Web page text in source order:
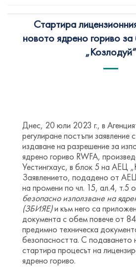
Стартира
новото ядрено гориво
„Козлодуй“
Днес, 20 юли 2023 г., в
регулиране постъпи заявление
издаване на разрешение за
ядрено гориво RWFA,
Уестингхаус, в блок 5 на АЕЦ
Заявлението, подадено от
на промени по чл. 15, ал.4, т.5
безопасно използване на
(ЗБИЯЕ)и към него са
документа с обем повече от
предимно техническа
безопасността. С подаването
стартира процесът на
ядрено гориво.